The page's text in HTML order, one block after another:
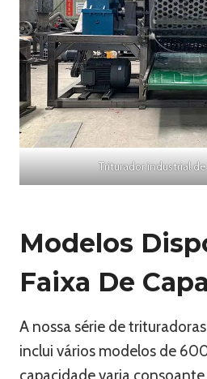
Triturador industrial
Modelos
Faixa De
A nossa série de
inclui vários modelos de